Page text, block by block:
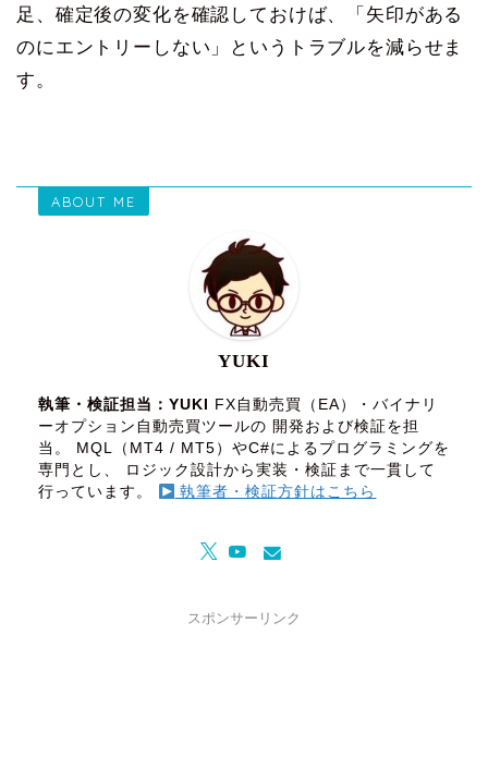
足、確定後の変化を確認しておけば、「矢印がある
のにエントリーしない」というトラブルを減らせま
す。
ABOUT ME
YUKI
執筆・検証担当：YUKI
FX自動売買（EA）・バイナリ
ーオプション自動売買ツールの 開発および検証を担
当。 MQL（MT4 / MT5）やC#によるプログラミングを
専門とし、 ロジック設計から実装・検証まで一貫して
行っています。
執筆者・検証方針はこちら
スポンサーリンク